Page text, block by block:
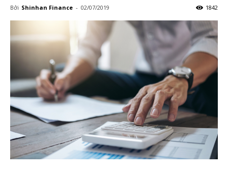
Bởi Shinhan Finance - 02/07/2019 1842